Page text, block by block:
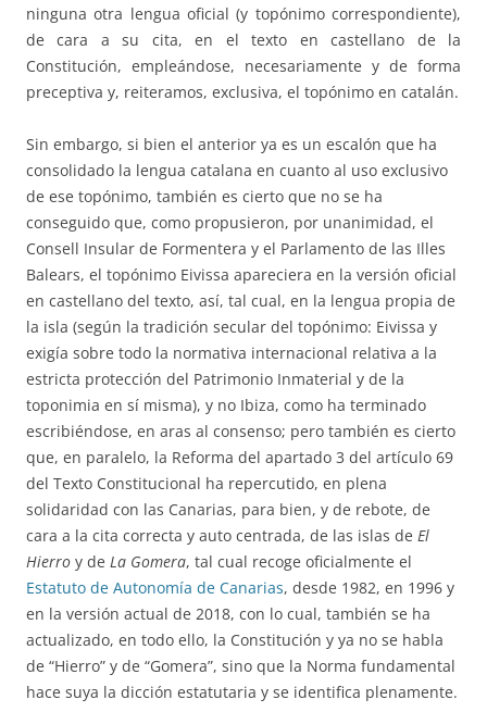
ninguna otra lengua oficial (y topónimo correspondiente),
de cara a su cita, en el texto en castellano de la
Constitución, empleándose, necesariamente y de forma
preceptiva y, reiteramos, exclusiva, el topónimo en catalán.
Sin embargo, si bien el anterior ya es un escalón que ha
consolidado la lengua catalana en cuanto al uso exclusivo
de ese topónimo, también es cierto que no se ha
conseguido que, como propusieron, por unanimidad, el
Consell Insular de Formentera y el Parlamento de las Illes
Balears, el topónimo Eivissa apareciera en la versión oficial
en castellano del texto, así, tal cual, en la lengua propia de
la isla (según la tradición secular del topónimo: Eivissa y
exigía sobre todo la normativa internacional relativa a la
estricta protección del Patrimonio Inmaterial y de la
toponimia en sí misma), y no Ibiza, como ha terminado
escribiéndose, en aras al consenso; pero también es cierto
que, en paralelo, la Reforma del apartado 3 del artículo 69
del Texto Constitucional ha repercutido, en plena
solidaridad con las Canarias, para bien, y de rebote, de
cara a la cita correcta y auto centrada, de las islas de El
Hierro y de La Gomera, tal cual recoge oficialmente el
Estatuto de Autonomía de Canarias, desde 1982, en 1996 y
en la versión actual de 2018, con lo cual, también se ha
actualizado, en todo ello, la Constitución y ya no se habla
de “Hierro” y de “Gomera”, sino que la Norma fundamental
hace suya la dicción estatutaria y se identifica plenamente.